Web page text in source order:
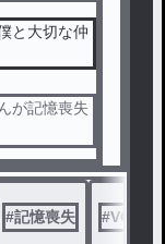
と大切な仲
が記憶喪失
バーさんで
#記憶喪失 #